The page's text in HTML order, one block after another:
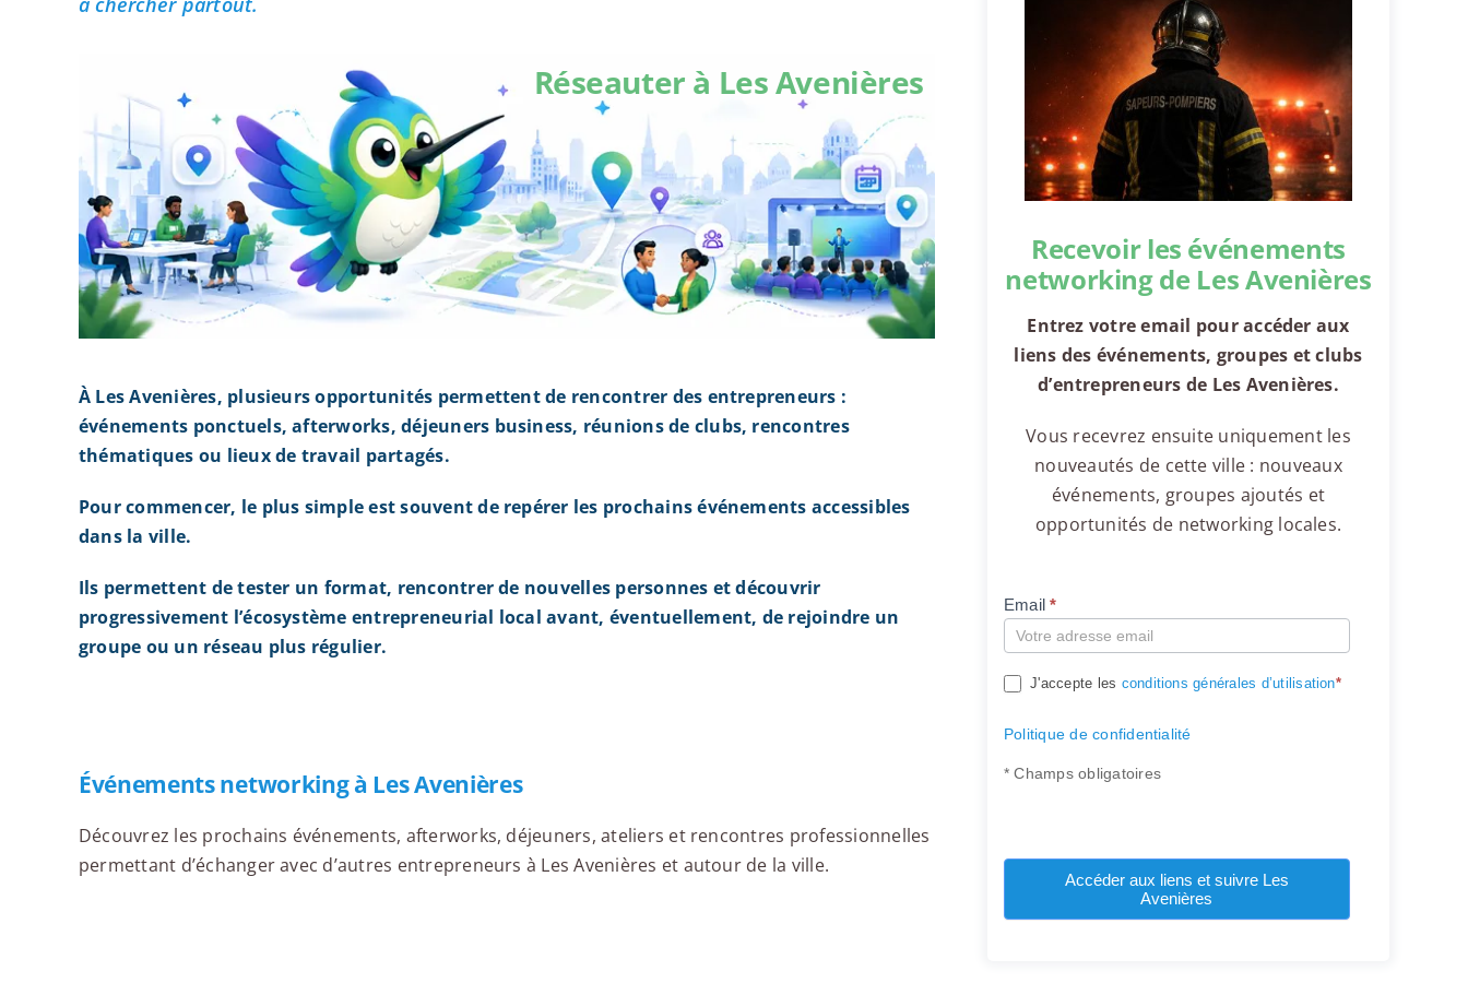
Réseauter à Les Avenières
À Les Avenières, plusieurs opportunités permettent de rencontrer des entrepreneurs :
événements ponctuels, afterworks, déjeuners business, réunions de clubs, rencontres
thématiques ou lieux de travail partagés.
Pour commencer, le plus simple est souvent de repérer les prochains événements accessibles
dans la ville.
Ils permettent de tester un format, rencontrer de nouvelles personnes et découvrir
progressivement l’écosystème entrepreneurial local avant, éventuellement, de rejoindre un
groupe ou un réseau plus régulier.
Événements networking à Les Avenières
Découvrez les prochains événements, afterworks, déjeuners, ateliers et rencontres professionnelles
permettant d’échanger avec d’autres entrepreneurs à Les Avenières et autour de la ville.
Recevoir les événements
networking de Les Avenières
Entrez votre email pour accéder aux
liens des événements, groupes et clubs
d’entrepreneurs de Les Avenières.
Vous recevrez ensuite uniquement les
nouveautés de cette ville : nouveaux
événements, groupes ajoutés et
opportunités de networking locales.
Compte
Email*
J'accepte les conditions générales d’utilisation*
Politique de confidentialité
* Champs obligatoires
Accéder aux liens et suivre Les
Avenières